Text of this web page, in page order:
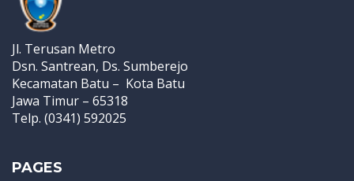
Jl. Terusan Metro
Dsn. Santrean, Ds. Sumberejo
Kecamatan Batu – Kota Batu
Jawa Timur – 65318
Telp. (0341) 592025
PAGES